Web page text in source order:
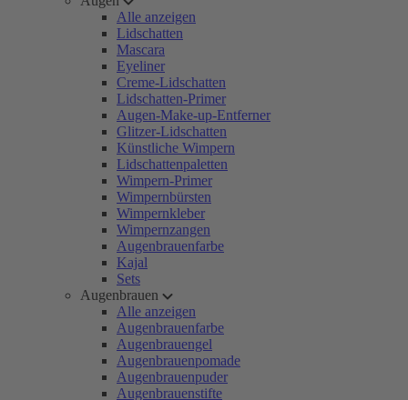
Alle anzeigen
Lidschatten
Mascara
Eyeliner
Creme-Lidschatten
Lidschatten-Primer
Augen-Make-up-Entferner
Glitzer-Lidschatten
Künstliche Wimpern
Lidschattenpaletten
Wimpern-Primer
Wimpernbürsten
Wimpernkleber
Wimpernzangen
Augenbrauenfarbe
Kajal
Sets
Augenbrauen
Alle anzeigen
Augenbrauenfarbe
Augenbrauengel
Augenbrauenpomade
Augenbrauenpuder
Augenbrauenstifte